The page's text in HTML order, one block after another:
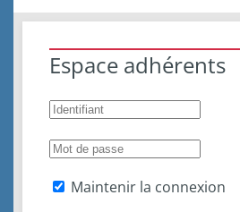
Espace adhérents
Maintenir la connexion